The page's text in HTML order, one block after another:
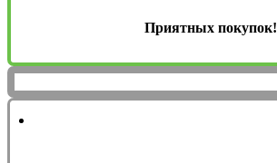
Приятных покупок!